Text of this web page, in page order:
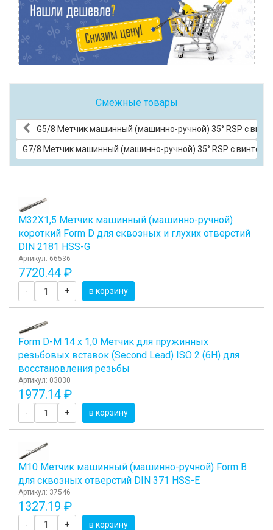
Смежные товары
G5/8 Метчик машинный (машинно-ручной) 35° RSP с
G7/8 Метчик машинный (машинно-ручной) 35° RSP с
М32Х1,5 Метчик машинный (машинно-ручной)
короткий Form D для сквозных и глухих отверстий
DIN 2181 HSS-G
Артикул: 66536
7720.44 ₽
- + в корзину
Form D-М 14 х 1,0 Метчик для пружинных
резьбовых вставок (Second Lead) ISO 2 (6H) для
восстановления резьбы
Артикул: 03030
1977.14 ₽
- + в корзину
М10 Метчик машинный (машинно-ручной) Form B
для сквозных отверстий DIN 371 HSS-E
Артикул: 37546
1327.19 ₽
- + в корзину